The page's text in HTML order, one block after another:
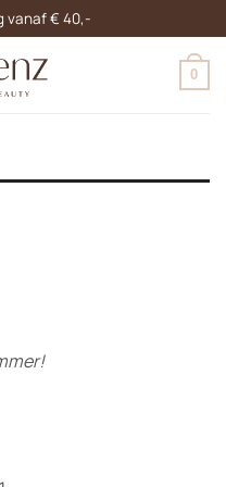
vanaf € 40,-
0